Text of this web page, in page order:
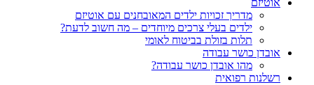
אוטיזם
מדריך זכויות ילדים המאובחנים עם אוטיזם
ילדים בעלי צרכים מיוחדים – מה חשוב לדעת?
תלות בזולת בביטוח לאומי
אובדן כושר עבודה
מהו אובדן כושר עבודה?
רשלנות רפואית